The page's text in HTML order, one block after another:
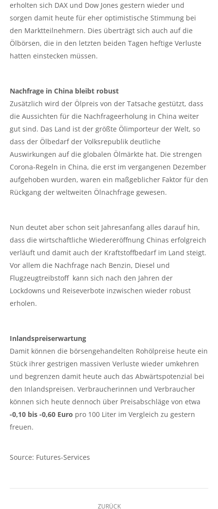
erholten sich DAX und Dow Jones gestern wieder und
sorgen damit heute für eher optimistische Stimmung bei
den Marktteilnehmern. Dies überträgt sich auch auf die
Ölbörsen, die in den letzten beiden Tagen heftige Verluste
hatten einstecken müssen.
Nachfrage in China bleibt robust
Zusätzlich wird der Ölpreis von der Tatsache gestützt, dass
die Aussichten für die Nachfrageerholung in China weiter
gut sind. Das Land ist der größte Ölimporteur der Welt, so
dass der Ölbedarf der Volksrepublik deutliche
Auswirkungen auf die globalen Ölmärkte hat. Die strengen
Corona-Regeln in China, die erst im vergangenen Dezember
aufgehoben wurden, waren ein maßgeblicher Faktor für den
Rückgang der weltweiten Ölnachfrage gewesen.
Nun deutet aber schon seit Jahresanfang alles darauf hin,
dass die wirtschaftliche Wiedereröffnung Chinas erfolgreich
verläuft und damit auch der Kraftstoffbedarf im Land steigt.
Vor allem die Nachfrage nach Benzin, Diesel und
Flugzeugtreibstoff kann sich nach den Jahren der
Lockdowns und Reiseverbote inzwischen wieder robust
erholen.
Inlandspreiserwartung
Damit können die börsengehandelten Rohölpreise heute ein
Stück ihrer gestrigen massiven Verluste wieder umkehren
und begrenzen damit heute auch das Abwärtspotenzial bei
den Inlandspreisen. Verbraucherinnen und Verbraucher
können sich heute dennoch über Preisabschläge von etwa
-0,10 bis -0,60 Euro pro 100 Liter im Vergleich zu gestern
freuen.
Source: Futures-Services
Kommentarnavigation
ZURÜCK